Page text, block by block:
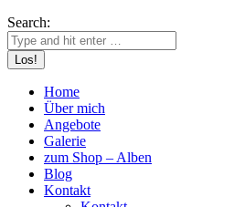
Search:
Home
Über mich
Angebote
Galerie
zum Shop – Alben
Blog
Kontakt